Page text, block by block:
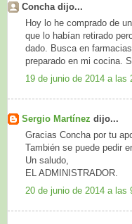
Concha dijo...
Hoy lo he comprado de
que lo habían retirado
dado. Busca en
preparado en mi cocina.
19 de junio de 2014 a las
Sergio Martínez dijo...
Gracias Concha por tu
También se puede pedir
Un saludo,
EL ADMINISTRADOR.
20 de junio de 2014 a las